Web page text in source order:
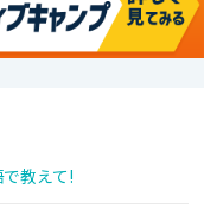
教えて!